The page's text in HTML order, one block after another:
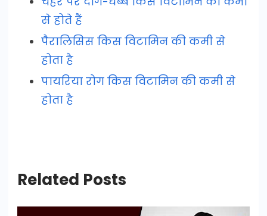
से होते हैं
पैरालिसिस किस विटामिन की कमी से
होता है
पायरिया रोग किस विटामिन की कमी से
होता है
Related Posts